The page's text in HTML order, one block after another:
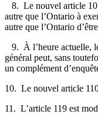
8. Le nouvel article
autre que l’Ontario à
autre que l’Ontario
9. À l’heure actuelle,
général peut, sans
un complément
10. Le nouvel article
11. L’article 119 est